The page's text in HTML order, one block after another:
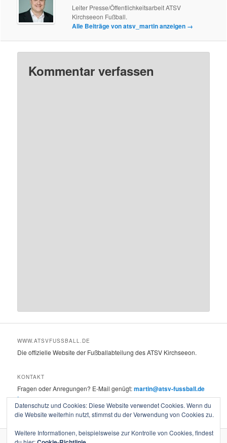
Leiter Presse/Öffentlichkeitsarbeit ATSV
Kirchseeon Fußball.
Alle Beiträge von atsv_martin anzeigen →
Kommentar verfassen
WWW.ATSVFUSSBALL.DE
Die offizielle Website der Fußballabteilung des ATSV Kirchseeon.
KONTAKT
Fragen oder Anregungen? E-Mail genügt:martin@atsv-fussball.de
Impressum
Datenschutz und Cookies: Diese Website verwendet Cookies. Wenn du
die Website weiterhin nutzt, stimmst du der Verwendung von Cookies zu.
Weitere Informationen, beispielsweise zur Kontrolle von Cookies, findest